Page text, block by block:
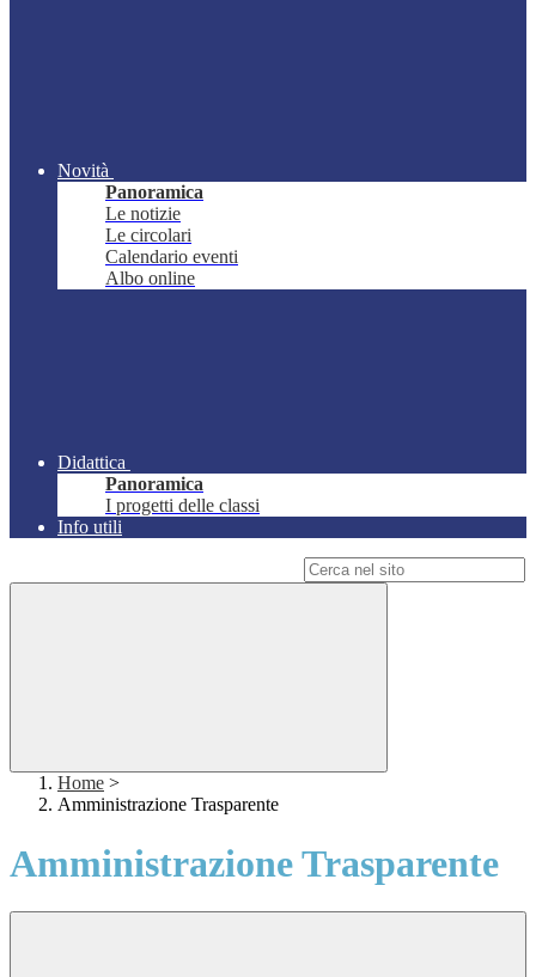
Novità
Panoramica
Le notizie
Le circolari
Calendario eventi
Albo online
Didattica
Panoramica
I progetti delle classi
Info utili
Home >
Amministrazione Trasparente
Amministrazione Trasparente